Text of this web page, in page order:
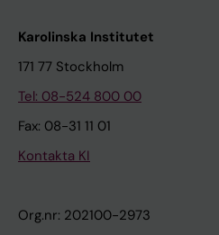
Karolinska Institutet
171 77 Stockholm
Tel: 08-524 800 00
Fax: 08-31 11 01
Kontakta KI
Org.nr: 202100-2973